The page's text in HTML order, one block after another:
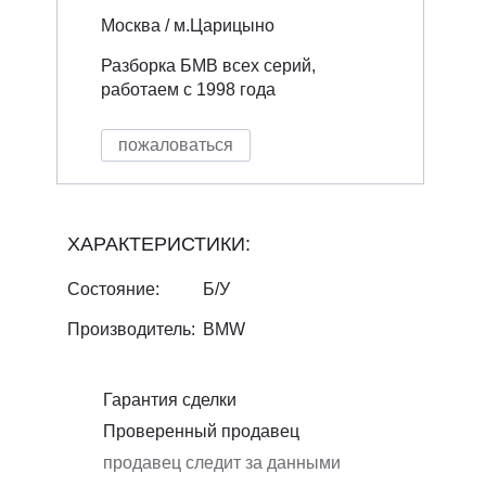
Москва / м.Царицыно
Разборка БМВ всех серий,
работаем с 1998 года
пожаловаться
ХАРАКТЕРИСТИКИ:
Состояние: Б/У
Производитель: BMW
Гарантия сделки
Проверенный продавец
продавец следит за данными